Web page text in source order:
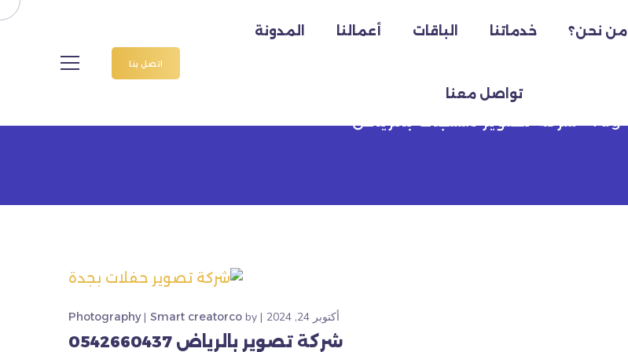
من نحن؟ خدماتنا الباقات أعمالنا المدونة
تواصل معنا
اتصل بنا
Tag "شركة تصوير منتجات بالرياض"
أكتوبر 24, 2024 by
Smart creatorco
Photography
شركة تصوير بالرياض 0542660437